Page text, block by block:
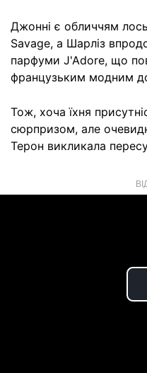
Джонні є обличчям
Savage, а Шарліз
парфуми J'Adore, що
французьким модним
Тож, хоча їхня
сюрпризом, але
Терон викликала